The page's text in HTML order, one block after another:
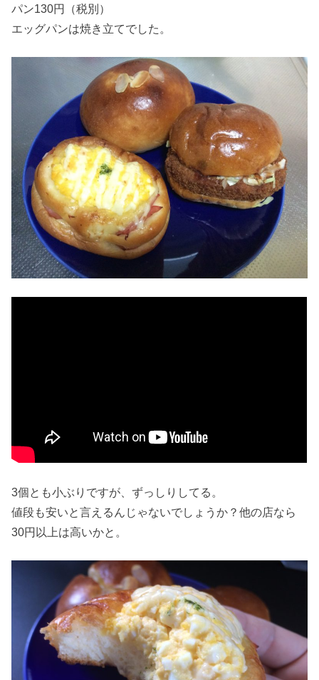
パン130円（税別）
エッグパンは焼き立てでした。
3個とも小ぶりですが、ずっしりしてる。
値段も安いと言えるんじゃないでしょうか？他の店なら
30円以上は高いかと。